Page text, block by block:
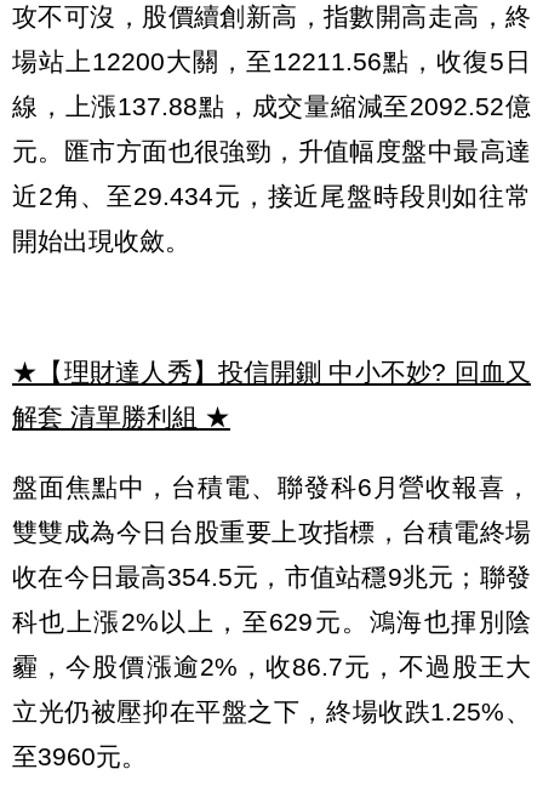
攻不可沒，股價續創新高，指數開高走高，終
場站上12200大關，至12211.56點，收復5日
線，上漲137.88點，成交量縮減至2092.52億
元。匯市方面也很強勁，升值幅度盤中最高達
近2角、至29.434元，接近尾盤時段則如往常
開始出現收斂。
★【理財達人秀】投信開鍘 中小不妙? 回血又
解套 清單勝利組 ★
盤面焦點中，台積電、聯發科6月營收報喜，
雙雙成為今日台股重要上攻指標，台積電終場
收在今日最高354.5元，市值站穩9兆元；聯發
科也上漲2%以上，至629元。鴻海也揮別陰
霾，今股價漲逾2%，收86.7元，不過股王大
立光仍被壓抑在平盤之下，終場收跌1.25%、
至3960元。